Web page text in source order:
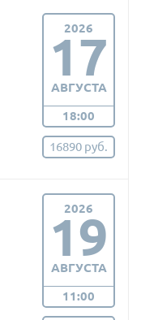
2026
17
АВГУСТА
18:00
16890 руб.
2026
19
АВГУСТА
11:00